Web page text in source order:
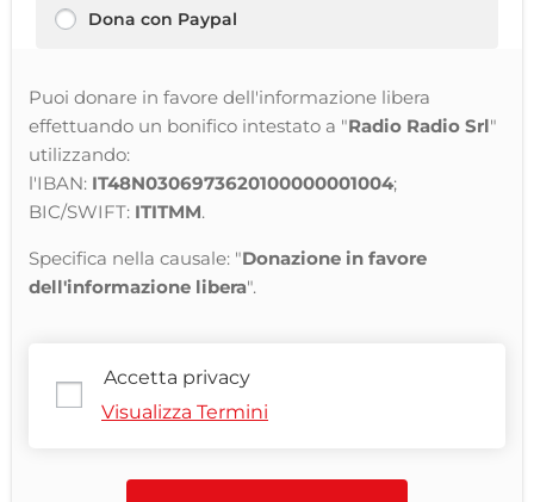
Dona con Paypal
Puoi donare in favore dell'informazione libera
effettuando un bonifico intestato a "Radio Radio Srl"
utilizzando:
l'IBAN: IT48N0306973620100000001004;
BIC/SWIFT: ITITMM.
Specifica nella causale: "Donazione in favore
dell'informazione libera".
Visualizza Termini
Accetta privacy